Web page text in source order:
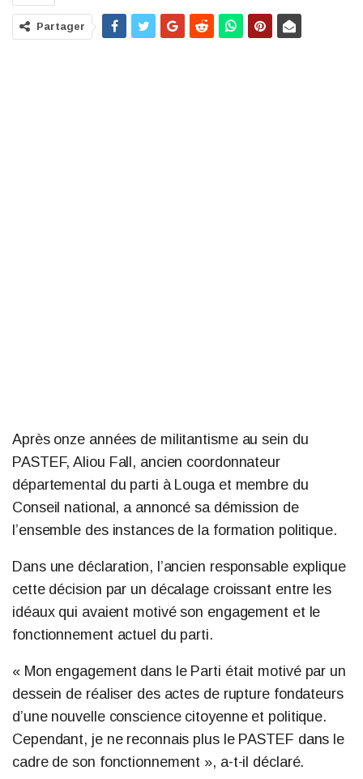
Partager
Après onze années de militantisme au sein du
PASTEF, Aliou Fall, ancien coordonnateur
départemental du parti à Louga et membre du
Conseil national, a annoncé sa démission de
l’ensemble des instances de la formation politique.
Dans une déclaration, l’ancien responsable explique
cette décision par un décalage croissant entre les
idéaux qui avaient motivé son engagement et le
fonctionnement actuel du parti.
« Mon engagement dans le Parti était motivé par un
dessein de réaliser des actes de rupture fondateurs
d’une nouvelle conscience citoyenne et politique.
Cependant, je ne reconnais plus le PASTEF dans le
cadre de son fonctionnement », a-t-il déclaré.